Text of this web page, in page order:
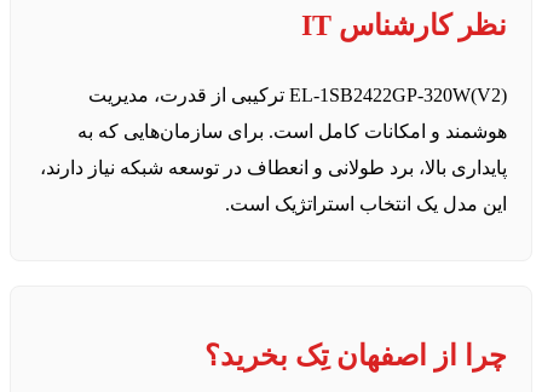
نظر کارشناس IT
EL‑1SB2422GP‑320W(V2) ترکیبی از قدرت، مدیریت
هوشمند و امکانات کامل است. برای سازمان‌هایی که به
پایداری بالا، برد طولانی و انعطاف در توسعه شبکه نیاز دارند،
این مدل یک انتخاب استراتژیک است.
چرا از اصفهان تِک بخرید؟